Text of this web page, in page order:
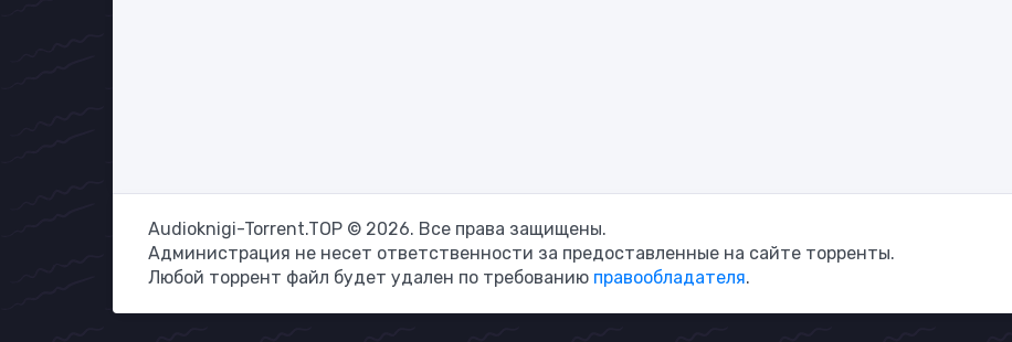
Audioknigi-Torrent.TOP © 2026. Все права защищены.
Администрация не несет ответственности за предоставленные на сайте торренты.
Любой торрент файл будет удален по требованию правообладателя.